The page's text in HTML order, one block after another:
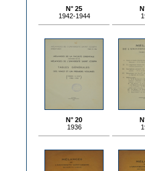
N° 25
1942-1944
N° 20
1936